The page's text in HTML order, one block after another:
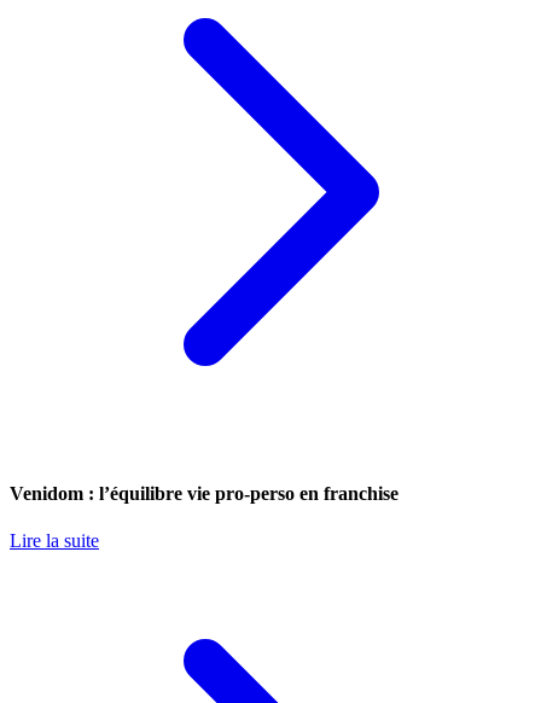
Venidom : l’équilibre vie pro-perso en franchise
Lire la suite